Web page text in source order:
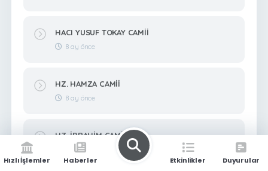
HACI YUSUF TOKAY CAMİİ
8 ay önce
HZ. HAMZA CAMİİ
8 ay önce
HZ. İBRAHİM CAMİİ
8 ay önce
Hızlı İşlemler Haberler Etkinlikler Duyurular